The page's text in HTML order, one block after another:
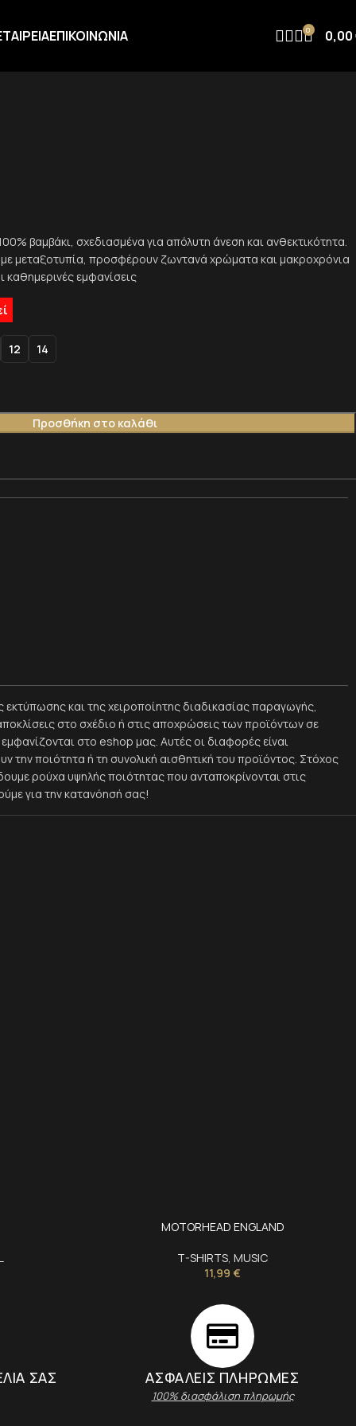
ΕΠΙΚΟΙΝΩΝΙΑ 0 0,00
βαμβάκι, σχεδιασμένα για απόλυτη άνεση και ανθεκτικότητα.
μεταξοτυπία, προσφέρουν ζωντανά χρώματα και μακροχρόνια
καθημερινές εμφανίσεις
12 14
Προσθήκη στο καλάθι
και της χειροποίητης διαδικασίας παραγωγής,
στο σχέδιο ή στις αποχρώσεις των προϊόντων σε
στο eshop μας. Αυτές οι διαφορές είναι
την ποιότητα ή τη συνολική αισθητική του προϊόντος. Στόχος
ρούχα υψηλής ποιότητας που ανταποκρίνονται στις
για την κατανόησή σας!
MOTORHEAD ENGLAND
T-SHIRTS, MUSIC
11,99 €
ΣΑΣ ΑΣΦΑΛΕΊΣ ΠΛΗΡΩΜΈΣ
100% διασφάλιση πληρωμής